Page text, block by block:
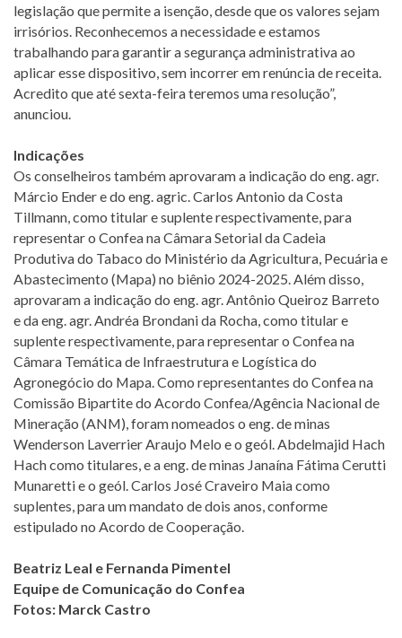
legislação que permite a isenção, desde que os valores sejam
irrisórios. Reconhecemos a necessidade e estamos
trabalhando para garantir a segurança administrativa ao
aplicar esse dispositivo, sem incorrer em renúncia de receita.
Acredito que até sexta-feira teremos uma resolução”,
anunciou.
Indicações
Os conselheiros também aprovaram a indicação do eng. agr.
Márcio Ender e do eng. agric. Carlos Antonio da Costa
Tillmann, como titular e suplente respectivamente, para
representar o Confea na Câmara Setorial da Cadeia
Produtiva do Tabaco do Ministério da Agricultura, Pecuária e
Abastecimento (Mapa) no biênio 2024-2025. Além disso,
aprovaram a indicação do eng. agr. Antônio Queiroz Barreto
e da eng. agr. Andréa Brondani da Rocha, como titular e
suplente respectivamente, para representar o Confea na
Câmara Temática de Infraestrutura e Logística do
Agronegócio do Mapa. Como representantes do Confea na
Comissão Bipartite do Acordo Confea/Agência Nacional de
Mineração (ANM), foram nomeados o eng. de minas
Wenderson Laverrier Araujo Melo e o geól. Abdelmajid Hach
Hach como titulares, e a eng. de minas Janaína Fátima Cerutti
Munaretti e o geól. Carlos José Craveiro Maia como
suplentes, para um mandato de dois anos, conforme
estipulado no Acordo de Cooperação.
Beatriz Leal e Fernanda Pimentel
Equipe de Comunicação do Confea
Fotos: Marck Castro